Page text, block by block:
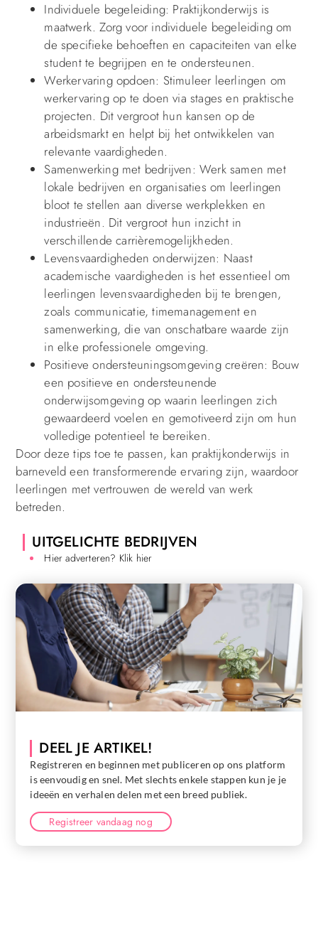
Individuele begeleiding: Praktijkonderwijs is
maatwerk. Zorg voor individuele begeleiding om
de specifieke behoeften en capaciteiten van elke
student te begrijpen en te ondersteunen.
Werkervaring opdoen: Stimuleer leerlingen om
werkervaring op te doen via stages en praktische
projecten. Dit vergroot hun kansen op de
arbeidsmarkt en helpt bij het ontwikkelen van
relevante vaardigheden.
Samenwerking met bedrijven: Werk samen met
lokale bedrijven en organisaties om leerlingen
bloot te stellen aan diverse werkplekken en
industrieën. Dit vergroot hun inzicht in
verschillende carrièremogelijkheden.
Levensvaardigheden onderwijzen: Naast
academische vaardigheden is het essentieel om
leerlingen levensvaardigheden bij te brengen,
zoals communicatie, timemanagement en
samenwerking, die van onschatbare waarde zijn
in elke professionele omgeving.
Positieve ondersteuningsomgeving creëren: Bouw
een positieve en ondersteunende
onderwijsomgeving op waarin leerlingen zich
gewaardeerd voelen en gemotiveerd zijn om hun
volledige potentieel te bereiken.
Door deze tips toe te passen, kan praktijkonderwijs in
barneveld een transformerende ervaring zijn, waardoor
leerlingen met vertrouwen de wereld van werk
betreden.
UITGELICHTE BEDRIJVEN
Hier adverteren? Klik hier
DEEL JE ARTIKEL!
Registreren en beginnen met publiceren op ons platform
is eenvoudig en snel. Met slechts enkele stappen kun je je
ideeën en verhalen delen met een breed publiek.
Registreer vandaag nog